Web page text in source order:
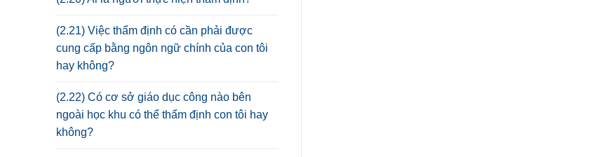
(2.21) Việc thẩm định có cần phải được
cung cấp bằng ngôn ngữ chính của con tôi
hay không?
(2.22) Có cơ sở giáo dục công nào bên
ngoài học khu có thể thẩm định con tôi hay
không?